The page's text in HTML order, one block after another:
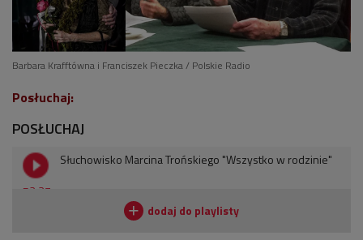
Barbara Krafftówna i Franciszek Pieczka / Polskie Radio
Posłuchaj:
POSŁUCHAJ
52:37
Słuchowisko Marcina Trońskiego "Wszystko w rodzinie"